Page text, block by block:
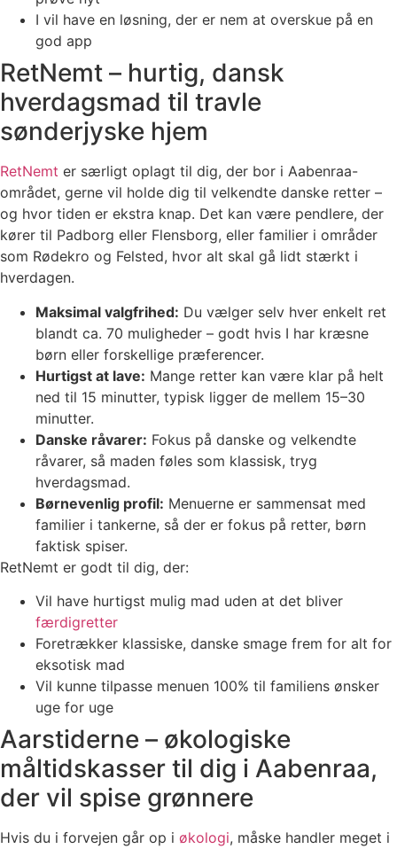
I vil have en løsning, der er nem at overskue på en
god app
RetNemt – hurtig, dansk
hverdagsmad til travle
sønderjyske hjem
RetNemt er særligt oplagt til dig, der bor i Aabenraa-
området, gerne vil holde dig til velkendte danske retter –
og hvor tiden er ekstra knap. Det kan være pendlere, der
kører til Padborg eller Flensborg, eller familier i områder
som Rødekro og Felsted, hvor alt skal gå lidt stærkt i
hverdagen.
Maksimal valgfrihed: Du vælger selv hver enkelt ret
blandt ca. 70 muligheder – godt hvis I har kræsne
børn eller forskellige præferencer.
Hurtigst at lave: Mange retter kan være klar på helt
ned til 15 minutter, typisk ligger de mellem 15–30
minutter.
Danske råvarer: Fokus på danske og velkendte
råvarer, så maden føles som klassisk, tryg
hverdagsmad.
Børnevenlig profil: Menuerne er sammensat med
familier i tankerne, så der er fokus på retter, børn
faktisk spiser.
RetNemt er godt til dig, der:
Vil have hurtigst mulig mad uden at det bliver
færdigretter
Foretrækker klassiske, danske smage frem for alt for
eksotisk mad
Vil kunne tilpasse menuen 100% til familiens ønsker
uge for uge
Aarstiderne – økologiske
måltidskasser til dig i Aabenraa,
der vil spise grønnere
Hvis du i forvejen går op i økologi, måske handler meget i